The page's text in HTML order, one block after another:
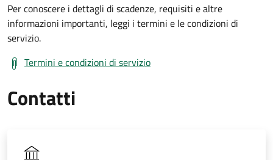
Per conoscere i dettagli di scadenze, requisiti e altre
informazioni importanti, leggi i termini e le condizioni di
servizio.
Termini e condizioni di servizio
Contatti